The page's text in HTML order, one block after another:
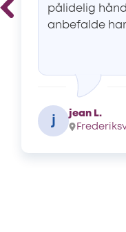
pålidelig
anbefalde
j
jean L.